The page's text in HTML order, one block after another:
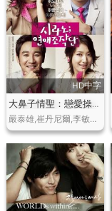
HD中字
大鼻子情聖：戀愛操作團
嚴泰雄,崔丹尼爾,李敏貞,樸信惠